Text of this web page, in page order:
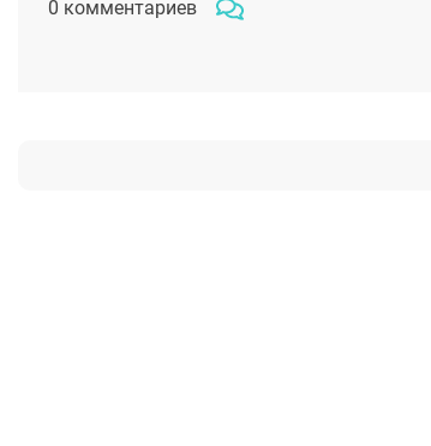
мне сделали абдоминопластику с
0 комментариев